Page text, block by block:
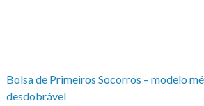
Bolsa de Primeiros Socorros – modelo
desdobrável